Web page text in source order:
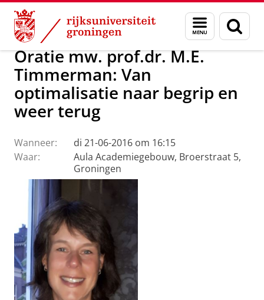
Skip
Content
Skip
Navigation
Menu
en
zoeken
Over ons Actueel Evenementen Oraties
Oratie mw. prof.dr. M.E.
Timmerman: Van
optimalisatie naar begrip en
weer terug
Wanneer:
di 21-06-2016 om 16:15
Waar:
Aula Academiegebouw, Broerstraat 5,
Groningen